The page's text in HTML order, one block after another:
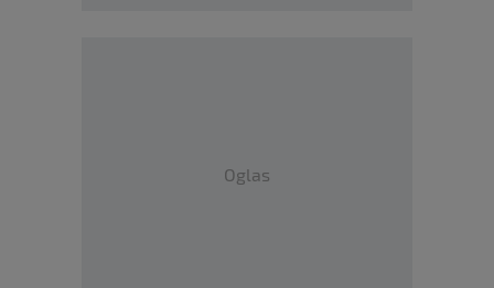
Oglas